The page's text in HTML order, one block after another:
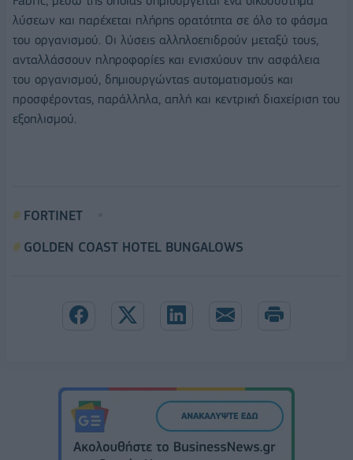
λύσεων και παρέχεται πλήρης ορατότητα σε όλο το φάσμα
του οργανισμού. Οι λύσεις αλληλοεπιδρούν μεταξύ τους,
ανταλλάσσουν πληροφορίες και ενισχύουν την ασφάλεια
του οργανισμού, δημιουργώντας αυτοματισμούς και
προσφέροντας, παράλληλα, απλή και κεντρική διαχείριση του
εξοπλισμού.
FORTINET
GOLDEN COAST HOTEL BUNGALOWS